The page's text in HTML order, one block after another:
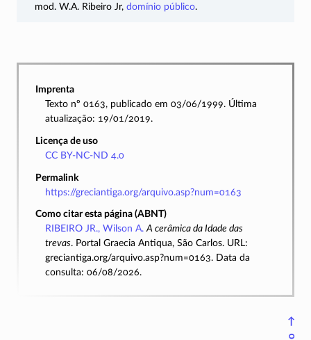
mod. W.A. Ribeiro Jr, domínio público.
Imprenta
Texto nº 0163, publicado em 03/06/1999. Última
atualização: 19/01/2019.
Licença de uso
CC BY-NC-ND 4.0
Permalink
https://greciantiga.org/arquivo.asp?num=0163
Como citar esta página (ABNT)
RIBEIRO JR., Wilson A. A cerâmica da Idade das
trevas. Portal Graecia Antiqua, São Carlos. URL:
greciantiga.org/arquivo.asp?num=0163. Data da
consulta: 06/08/2026.
↑